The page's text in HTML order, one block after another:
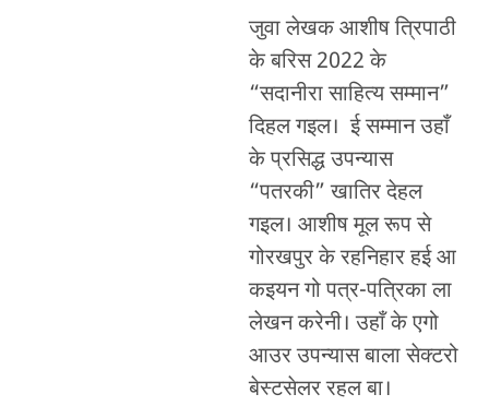
जुवा लेखक आशीष त्रिपाठी
के बरिस 2022 के
“सदानीरा साहित्य सम्मान”
दिहल गइल। ई सम्मान उहाँ
के प्रसिद्ध उपन्यास
“पतरकी” खातिर देहल
गइल। आशीष मूल रूप से
गोरखपुर के रहनिहार हई आ
कइयन गो पत्र-पत्रिका ला
लेखन करेनी। उहाँ के एगो
आउर उपन्यास बाला सेक्टरो
बेस्टसेलर रहल बा।